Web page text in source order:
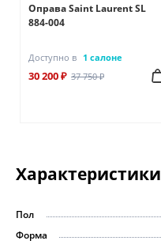
Оправа Saint Laurent SL
884-004
Доступно в 1 салоне
30 200 ₽ 37 750 ₽
Характеристики
Пол
Форма